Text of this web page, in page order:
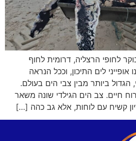
לחופי הרצליה, דרומית לחוף
לים התיכון, וככל הנראה
הגדול ביותר מבין צבי הים בעולם.
חיים. צב הים הגילדי שונה משאר
קשיח עם לוחות, אלא גב כהה […]